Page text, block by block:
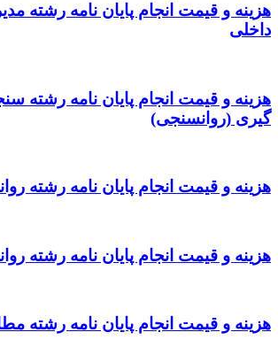
هزینه و قیمت انجام پایان نامه رشته
داخلی
هزینه و قیمت انجام پایان نامه رشته
گیری (روانسنجی)
هزینه و قیمت انجام پایان نامه رشته
هزینه و قیمت انجام پایان نامه رشته
هزینه و قیمت انجام پایان نامه رشته